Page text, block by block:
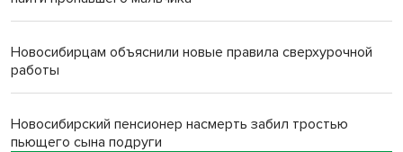
Новосибирцам объяснили новые правила сверхурочной
работы
Новосибирский пенсионер насмерть забил тростью
пьющего сына подруги